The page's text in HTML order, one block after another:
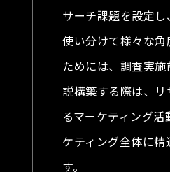
サーチ課題を設定
使い分けて様々な
ためには、調査実
説構築する際は、
るマーケティング
ケティング全体に
す。